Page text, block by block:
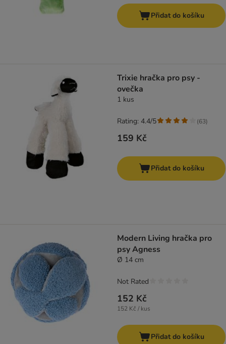
Přidat do košíku
Trixie hračka pro psy -
ovečka
1 kus
159 Kč
Rating: 4.4/5 (63)
Přidat do košíku
Modern Living hračka pro
psy Agness
Ø 14 cm
152 Kč
152 Kč / kus
Not Rated
Přidat do košíku